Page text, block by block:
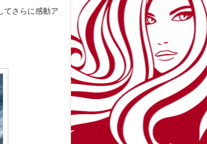
てさらに感動ア